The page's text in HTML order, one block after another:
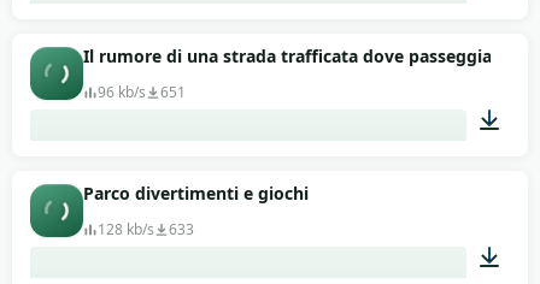
01:03
Il rumore di una strada trafficata dove passeggiano
96 kb/s 651
Parco divertimenti e giochi
128 kb/s 633